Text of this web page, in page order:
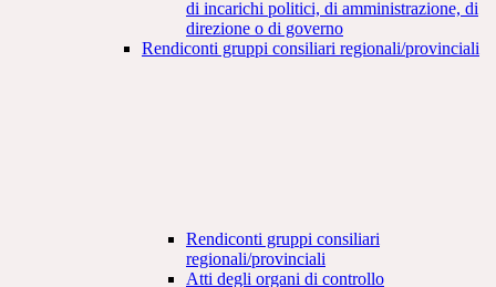
di incarichi politici, di amministrazione, di
direzione o di governo
Rendiconti gruppi consiliari regionali/provinciali
Rendiconti gruppi consiliari
regionali/provinciali
Atti degli organi di controllo